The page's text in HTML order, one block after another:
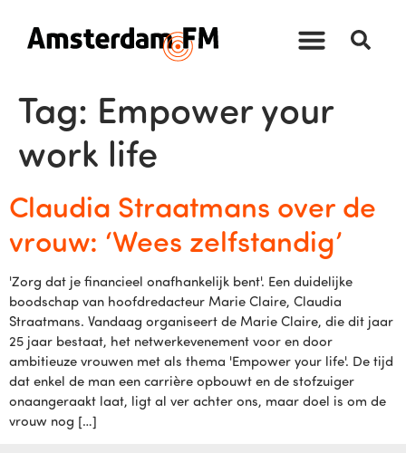
Tag: Empower your
work life
Claudia Straatmans over de
vrouw: ‘Wees zelfstandig’
'Zorg dat je financieel onafhankelijk bent'. Een duidelijke
boodschap van hoofdredacteur Marie Claire, Claudia
Straatmans. Vandaag organiseert de Marie Claire, die dit jaar
25 jaar bestaat, het netwerkevenement voor en door
ambitieuze vrouwen met als thema 'Empower your life'. De tijd
dat enkel de man een carrière opbouwt en de stofzuiger
onaangeraakt laat, ligt al ver achter ons, maar doel is om de
vrouw nog […]